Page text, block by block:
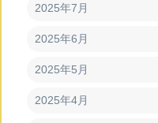
2025年7月
2025年6月
2025年5月
2025年4月